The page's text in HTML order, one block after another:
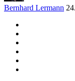
Bernhard Lermann